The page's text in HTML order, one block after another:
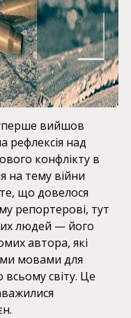
вийшов
рефлексія над
конфлікту в
на тему війни
що довелося
репортерові, тут
людей — його
автора, які
мовами для
всьому світу. Це